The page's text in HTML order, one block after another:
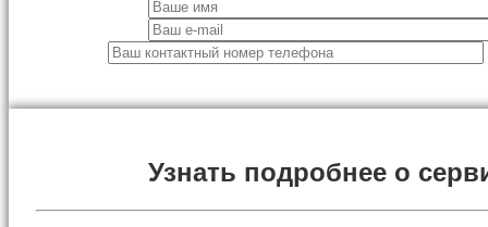
Узнать подробнее о